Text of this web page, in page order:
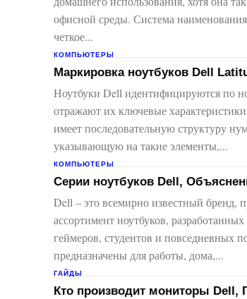
офисной среды. Система
четкое...
КОМПЬЮТЕРЫ
Маркировка ноутбуков Dell
Ноутбуки Dell идентифицируются по
отражают их ключевые
имеет последовательную структуру
указывающую на такие элементы,...
КОМПЬЮТЕРЫ
Серии ноутбуков Dell,
Dell – это всемирно известный
ассортимент ноутбуков,
геймеров, студентов и повседневных
предназначены для работы, дома,...
ГАЙДЫ
Кто производит мониторы Dell,